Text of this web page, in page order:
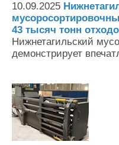
10.09.2025
43 тысяч тонн
Нижнетагильский
демонстрирует